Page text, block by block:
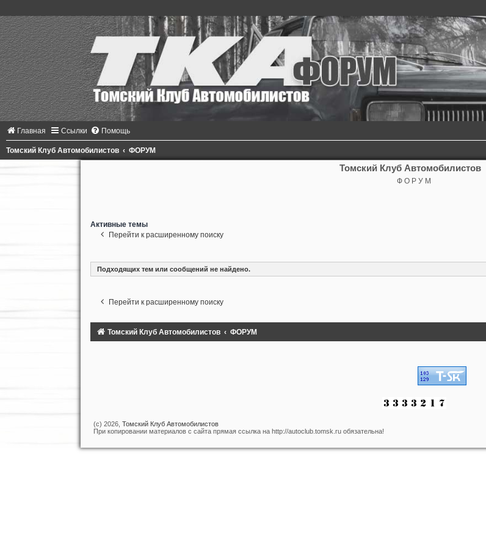
Главная Ссылки Помощь
Томский Клуб Автомобилистов ФОРУМ
Томский Клуб Автомобилистов
Ф О Р У М
Активные темы
Перейти к расширенному поиску
Подходящих тем или сообщений не найдено.
Перейти к расширенному поиску
Томский Клуб Автомобилистов ФОРУМ
(c) 2026, Томский Клуб Автомобилистов
При копировании материалов с сайта прямая ссылка на http://autoclub.tomsk.ru обязательна!